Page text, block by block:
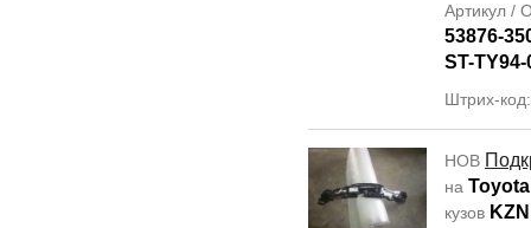
Артикул /
53876-
ST-
Штрих-
НОВ
на
кузов